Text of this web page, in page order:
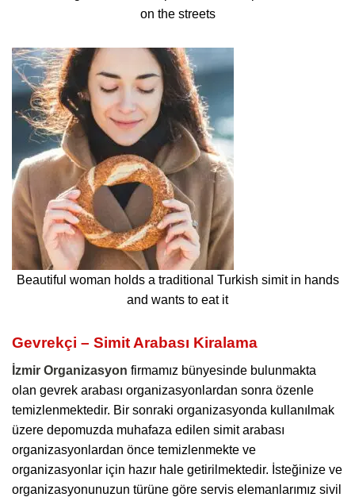
on the streets
Beautiful woman holds a traditional Turkish simit in hands
and wants to eat it
Gevrekçi – Simit Arabası Kiralama
İzmir Organizasyon firmamız bünyesinde bulunmakta
olan gevrek arabası organizasyonlardan sonra özenle
temizlenmektedir. Bir sonraki organizasyonda kullanılmak
üzere depomuzda muhafaza edilen simit arabası
organizasyonlardan önce temizlenmekte ve
organizasyonlar için hazır hale getirilmektedir. İsteğinize ve
organizasyonunuzun türüne göre servis elemanlarımız sivil